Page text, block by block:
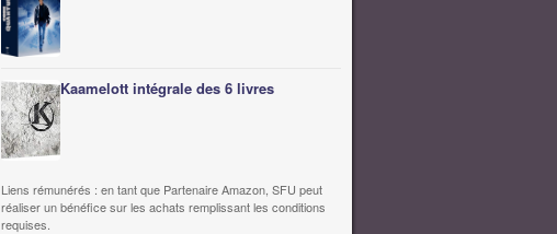
Kaamelott intégrale des 6 livres
Liens rémunérés : en tant que Partenaire Amazon, SFU peut
réaliser un bénéfice sur les achats remplissant les conditions
requises.